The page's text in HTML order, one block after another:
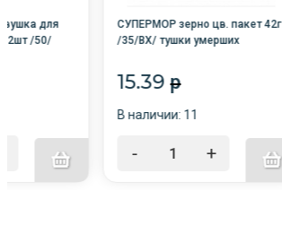
для
2шт /50/
СУПЕРМОР зерно цв. пакет 42г
/35/ВХ/ тушки умерших
15.39 p
В наличии: 11
- +